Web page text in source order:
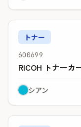
トナー
600699
RICOH トナーカ
シアン